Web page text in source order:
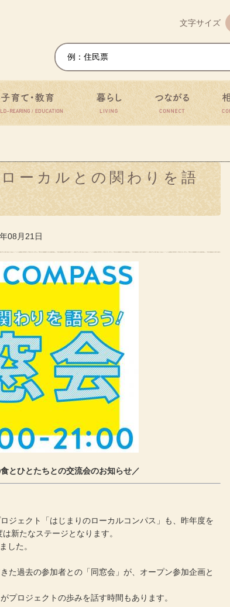
文字サイズ
子育て・教育 暮らし つながる
ーカルとの関わりを語
08月21日
とひとたちとの交流会のお知らせ／
ジェクト「はじまりのローカルコンパス」も、昨年度を
新たなステージとなります。
した。
た過去の参加者との「同窓会」が、オープン参加企画と
プロジェクトの歩みを話す時間もあります。